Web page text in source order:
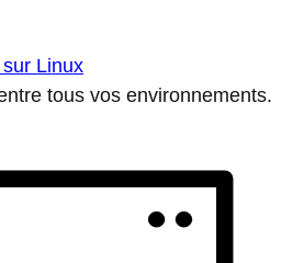
Linux
tous vos environnements.